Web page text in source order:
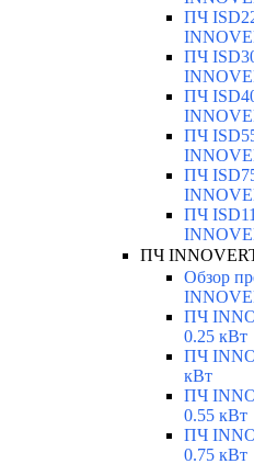
ПЧ
ПЧ
ПЧ
ПЧ
ПЧ
ПЧ
ПЧ
Обзор
ПЧ
0.25 кВт
ПЧ
кВт
ПЧ
0.55 кВт
ПЧ
0.75 кВт